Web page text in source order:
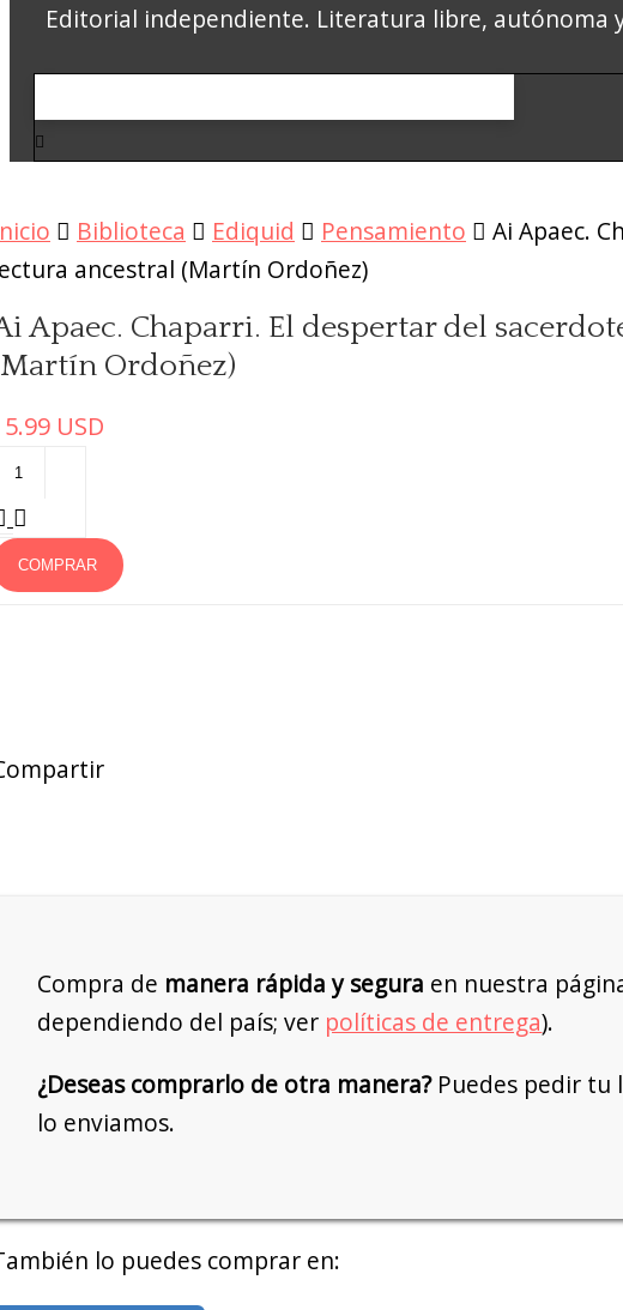
Editorial independiente. Literatura libre, autónoma
Biblioteca Ediquid Pensamiento
Ai Apaec.
ancestral (Martín Ordoñez)
Apaec. Chaparri. El despertar del
Ordoñez)
USD
COMPRAR
Compra de manera rápida y segura en nuestra
dependiendo del país; ver políticas de entrega).
¿Deseas comprarlo de otra manera?Puedes pedir tu
lo enviamos.
lo puedes comprar en: